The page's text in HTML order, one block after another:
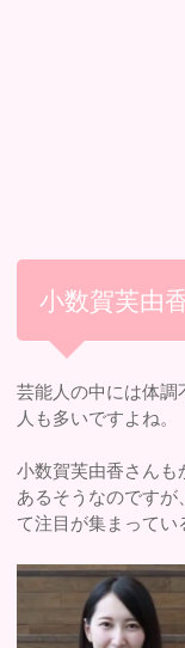
小数賀芙由
芸能人の中には体調
人も多いですよね。
小数賀芙由香さん
あるそうなのです
て注目が集まってい